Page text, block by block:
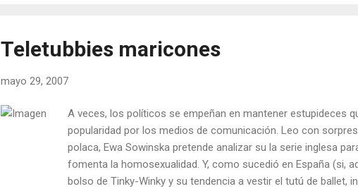
Teletubbies maricones
mayo 29, 2007
A veces, los políticos se empeñan en mantener estupideces
popularidad por los medios de comunicación. Leo con
polaca, Ewa Sowinska pretende analizar su la serie inglesa
fomenta la homosexualidad. Y, como sucedió en España (si,
bolso de Tinky-Winky y su tendencia a vestir el tutú de ballet,